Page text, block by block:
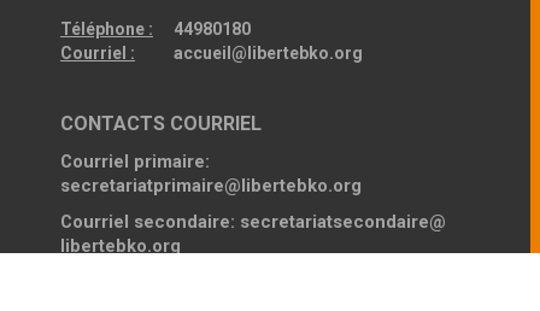
Téléphone :
Courriel :
44980180
accueil@libertebko.org
CONTACTS COURRIEL
Courriel primaire:
secretariatprimaire@libertebko.org
Courriel secondaire: secretariatsecondaire@
libertebko.org